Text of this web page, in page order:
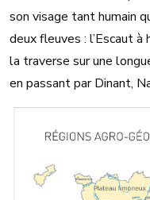
son visage tant humain
deux fleuves : l’Escaut
la traverse sur une
en passant par Dinant,